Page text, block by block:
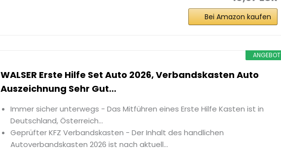
Bei Amazon kaufen
ANGEBOT
WALSER Erste Hilfe Set Auto 2026, Verbandskasten Auto
Auszeichnung Sehr Gut...
Immer sicher unterwegs - Das Mitführen eines Erste Hilfe Kasten ist in
Deutschland, Österreich...
Geprüfter KFZ Verbandskasten - Der Inhalt des handlichen
Autoverbandskasten 2026 ist nach aktuell...